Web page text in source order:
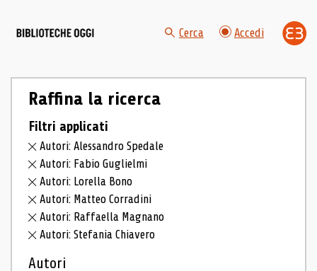
Cerca Accedi
Raffina la ricerca
Filtri applicati
Autori: Alessandro Spedale
Autori: Fabio Guglielmi
Autori: Lorella Bono
Autori: Matteo Corradini
Autori: Raffaella Magnano
Autori: Stefania Chiavero
Autori